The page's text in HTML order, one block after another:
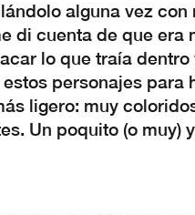
alguna vez con
di cuenta de que era
lo que traía dentro
personajes para
ligero: muy
Un poquito (o muy)